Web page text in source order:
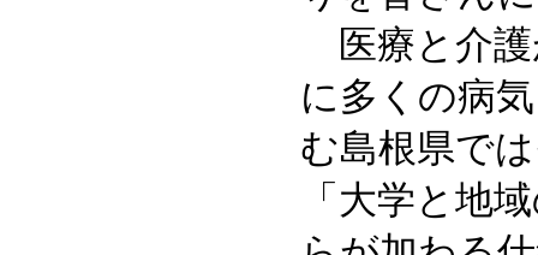
医療と介護
に多くの病
む島根県で
「大学と地